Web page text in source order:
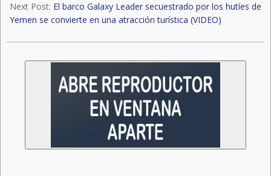
Next Post: El barco Galaxy Leader secuestrado por los hutíes de
Yemen se convierte en una atracción turística (VIDEO)